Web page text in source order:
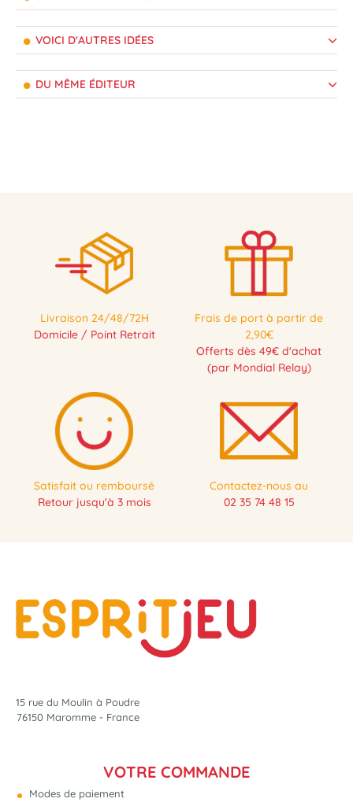
VOICI D'AUTRES IDÉES
DU MÊME ÉDITEUR
Livraison 24/48/72H
Domicile / Point Retrait
Frais de port à partir de
2,90€
Offerts dès 49€ d'achat
(par Mondial Relay)
Satisfait ou remboursé
Retour jusqu'à 3 mois
Contactez-nous au
02 35 74 48 15
15 rue du Moulin à Poudre
76150 Maromme - France
VOTRE COMMANDE
Modes de paiement